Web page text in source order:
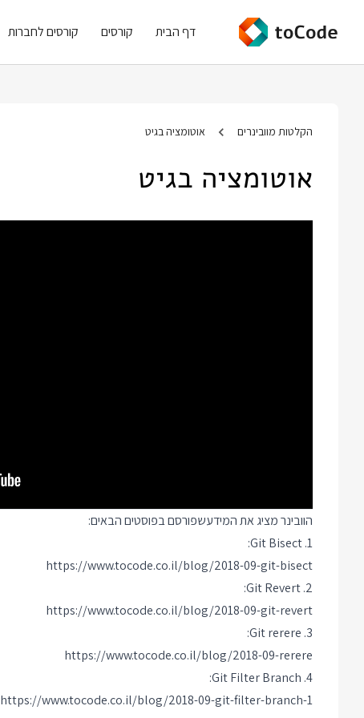
דף הבית קורסים קורסים לחברות
הקלטות מוובינרים אוטומציה בגיט
אוטומציה בגיט
הוובינר מציג את המידעשפורסם בפוסטים הבאים:
1. Git Bisect:
https://www.tocode.co.il/blog/2018-09-git-bisect
2. Git Revert:
https://www.tocode.co.il/blog/2018-09-git-revert
3. Git rerere:
https://www.tocode.co.il/blog/2018-09-rerere
4. Git Filter Branch:
https://www.tocode.co.il/blog/2018-09-git-filter-branch-1